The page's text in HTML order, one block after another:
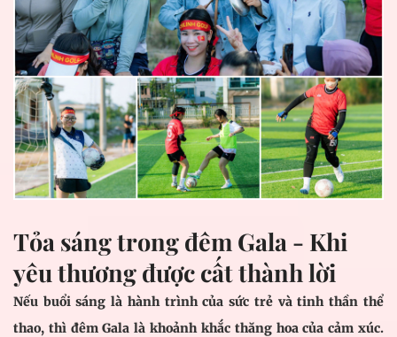
Tỏa sáng trong đêm Gala - Khi
yêu thương được cất thành lời
Nếu buổi sáng là hành trình của sức trẻ và tinh thần thể
thao, thì đêm Gala là khoảnh khắc thăng hoa của cảm xúc.